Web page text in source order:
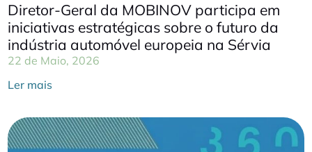
Diretor-Geral da MOBINOV participa em
iniciativas estratégicas sobre o futuro da
indústria automóvel europeia na Sérvia
22 de Maio, 2026
Ler mais